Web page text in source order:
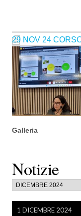
Notizie
1 DICEMBRE 2024
29 NOV 24
Galleria